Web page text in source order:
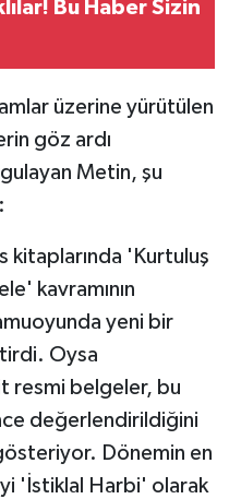
Bu Haber Sizin
üzerine yürütülen
göz ardı
Metin, şu
kitaplarında 'Kurtuluş
kavramının
yeni bir
Oysa
resmi belgeler, bu
değerlendirildiğini
Dönemin en
'İstiklal Harbi' olarak